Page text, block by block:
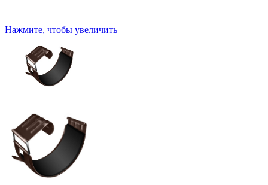
Нажмите, чтобы увеличить